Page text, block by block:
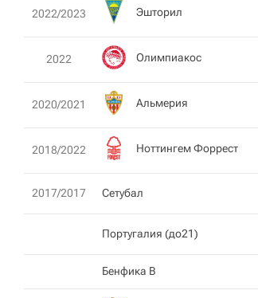
2022/2023 Эшторил
2022 Олимпиакос
2020/2021 Альмерия
2018/2022 Ноттингем Форрест
2017/2017 Сетубал
Португалия (до21)
Бенфика B